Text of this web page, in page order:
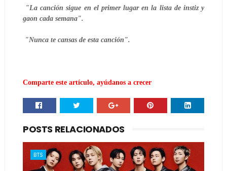
gaon cada semana".
"Nunca te cansas de esta canción".
Comparte este artículo, ayúdanos a crecer
POSTS RELACIONADOS
BTS